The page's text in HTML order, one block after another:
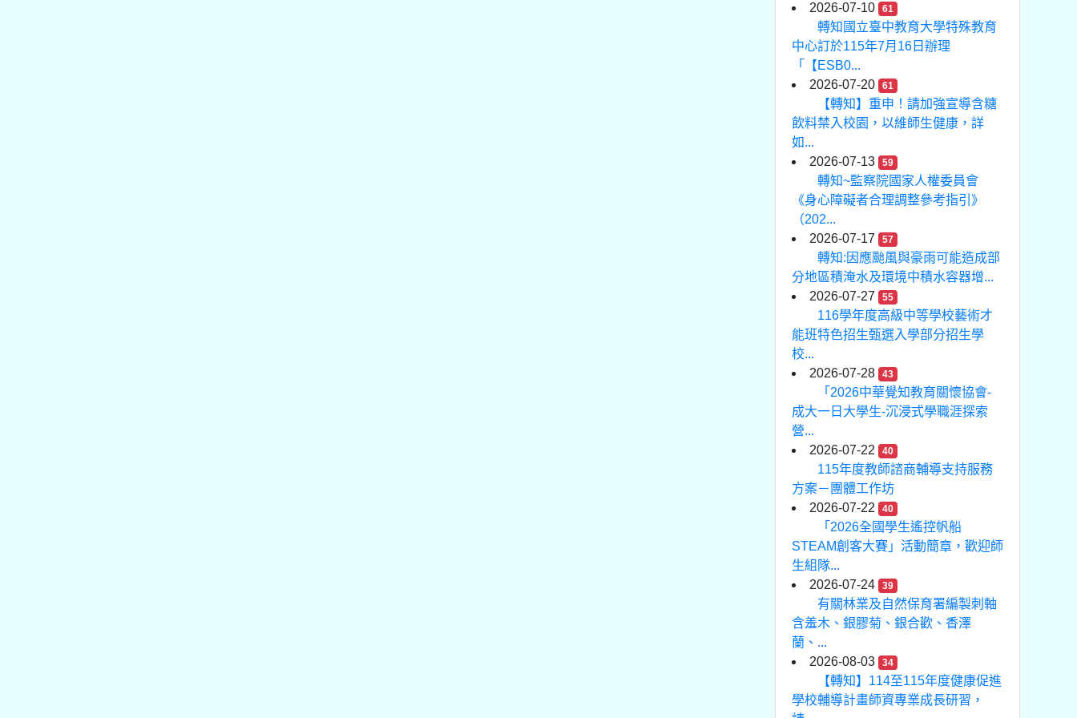
2026-07-10
61
轉知國立臺中教育大學特殊教育
中心訂於115年7月16日辦理
「【ESB0...
2026-07-20
61
【轉知】重申！請加強宣導含糖
飲料禁入校園，以維師生健康，詳
如...
2026-07-13
59
轉知~監察院國家人權委員會
《身心障礙者合理調整參考指引》
（202...
2026-07-17
57
轉知:因應颱風與豪雨可能造成部
分地區積淹水及環境中積水容器增...
2026-07-27
55
116學年度高級中等學校藝術才
能班特色招生甄選入學部分招生學
校...
2026-07-28
43
「2026中華覺知教育關懷協會-
成大一日大學生-沉浸式學職涯探索
營...
2026-07-22
40
115年度教師諮商輔導支持服務
方案－團體工作坊
2026-07-22
40
「2026全國學生遙控帆船
STEAM創客大賽」活動簡章，歡迎師
生組隊...
2026-07-24
39
有關林業及自然保育署編製刺軸
含羞木、銀膠菊、銀合歡、香澤
蘭、...
2026-08-03
34
【轉知】114至115年度健康促進
學校輔導計畫師資專業成長研習，